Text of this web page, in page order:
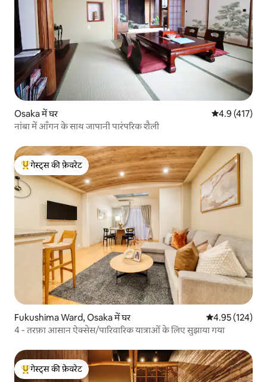
Osaka में घर औसत रेटिंग 5 में
4.9 (417)
नांबा में आँगन के साथ जापानी पारंपरिक शैली
गेस्ट्स का टॉप फ़ेवरेट
गेस्ट्स की फ़ेवरेट
Fukushima Ward, Osaka में घर औसत रेटिंग 5 में से
4.95 (124)
4 - तरफ़ा आसान ऐक्सेस/पारिवारिक यात्राओं के लिए सुझाया गया
गेस्ट्स का टॉप फ़ेवरेट
गेस्ट्स की फ़ेवरेट